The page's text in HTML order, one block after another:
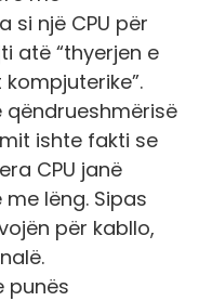
si një CPU për
atë “thyerjen e
qëndrueshmërisë
ishte fakti se
CPU janë
lëng. Sipas
për kabllo,
punës